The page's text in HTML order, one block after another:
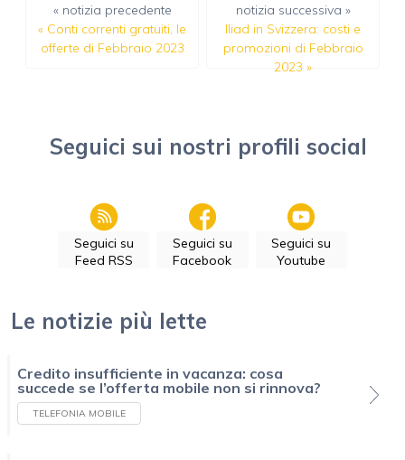
« notizia precedente
« Conti correnti gratuiti, le
offerte di Febbraio 2023
notizia successiva »
Iliad in Svizzera: costi e
promozioni di Febbraio
2023 »
Seguici sui nostri profili social
Seguici su
Feed RSS
Seguici su
Facebook
Seguici su
Youtube
Le notizie più lette
Credito insufficiente in vacanza: cosa
succede se l’offerta mobile non si rinnova?
TELEFONIA MOBILE